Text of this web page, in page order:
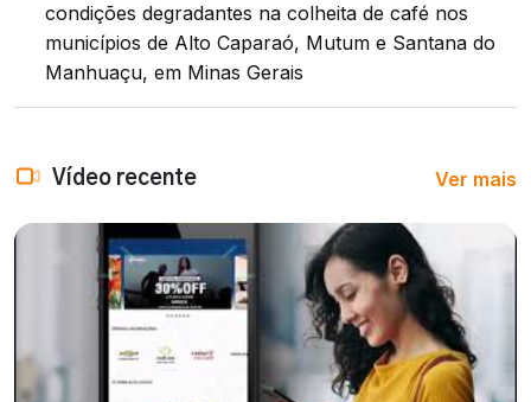
condições degradantes na colheita de café nos
municípios de Alto Caparaó, Mutum e Santana do
Manhuaçu, em Minas Gerais
Vídeo recente Ver mais